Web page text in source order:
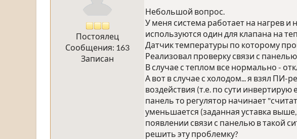
Постоялец
Сообщения: 163
Записан
Небольшой вопрос.
У меня система работает на нагрев
используются один для клапана на
Датчик температуры по которому
Реализовал проверку связи с
В случае с теплом все нормально -
А вот в случае с холодом... я взял
воздействия (т.е. по сути
панель то регулятор начинает
уменьшается (заданная уставка
появлении связи с панелью в такой
решить эту проблемку?